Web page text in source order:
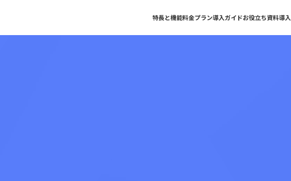
特長と機能料金プラン導入ガイドお役立ち資料導